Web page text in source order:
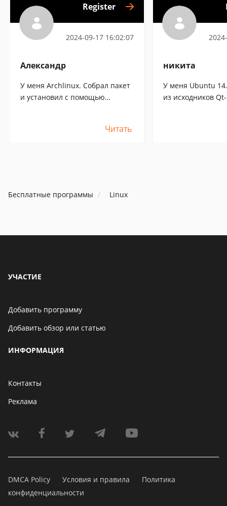
Register
2024-09-17 16:02:07
Александр
У меня Archlinux. Собрал пакет
и установил с помощью
Закинул ключ и забыл на год до
Читать
никита
У меня Ubuntu
из исходников
Бесплатные программы Linux
УЧАСТИЕ
Добавить программу
Добавить обзор или статью
ИНФОРМАЦИЯ
Контакты
Реклама
DMCA Policy Условия и правила
Политика
конфиденциальности